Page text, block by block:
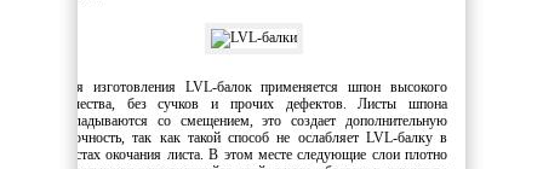
Для изготовления LVL-балок применяется шпон высокого
качества, без сучков и прочих дефектов. Листы шпона
укладываются со смещением, это создает дополнительную
прочность, так как такой способ не ослабляет LVL-балку в
местах окочания листа. В этом месте следующие слои плотно